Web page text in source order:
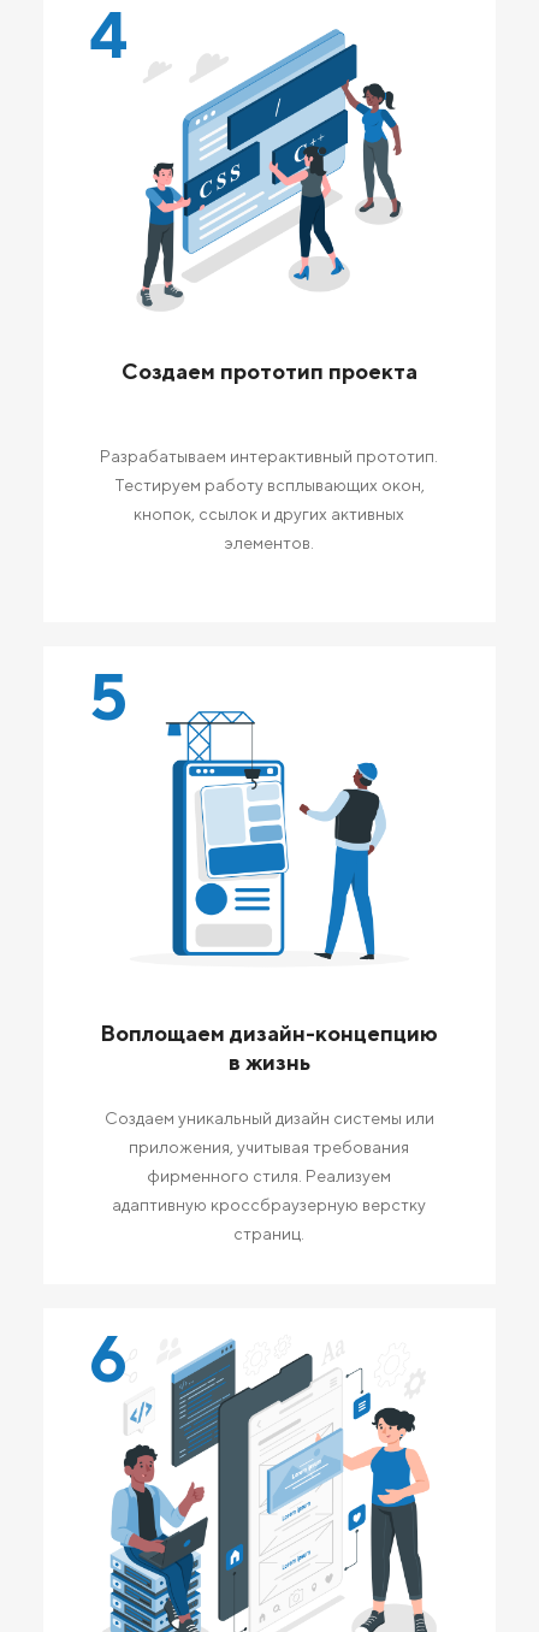
4
Создаем прототип проекта
Разрабатываем интерактивный прототип.
Тестируем работу всплывающих окон,
кнопок, ссылок и других активных
элементов.
5
Воплощаем дизайн-концепцию
в жизнь
Создаем уникальный дизайн системы или
приложения, учитывая требования
фирменного стиля. Реализуем
адаптивную кроссбраузерную верстку
страниц.
6